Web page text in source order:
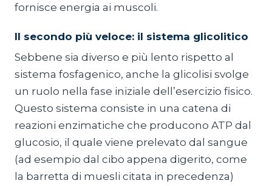
fornisce energia ai muscoli.
Il secondo più veloce: il sistema glicolitico
Sebbene sia diverso e più lento rispetto al
sistema fosfagenico, anche la glicolisi svolge
un ruolo nella fase iniziale dell’esercizio fisico.
Questo sistema consiste in una catena di
reazioni enzimatiche che producono ATP dal
glucosio, il quale viene prelevato dal sangue
(ad esempio dal cibo appena digerito, come
la barretta di muesli citata in precedenza)